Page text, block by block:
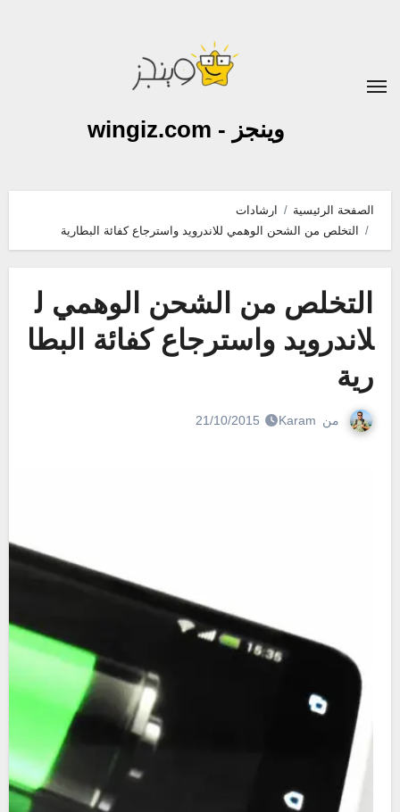
وينجز - wingiz.com
الصفحة الرئيسية
ارشادات
التخلص من الشحن الوهمي للاندرويد واسترجاع كفائة البطارية
التخلص من الشحن الوهمي ل
لاندرويد واسترجاع كفائة البطا
رية
من Karam
21/10/2015